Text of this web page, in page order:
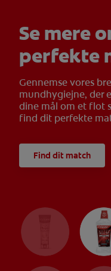
Se mere
perfekte
Gennemse vores
mundhygiejne, der
dine mål om et flot
find dit perfekte
Find dit match